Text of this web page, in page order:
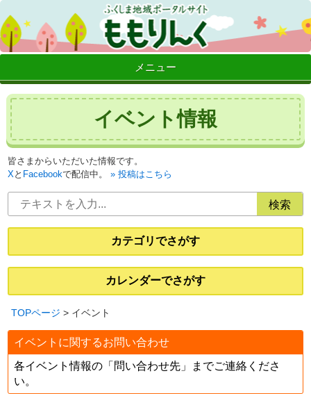
メニュー
イベント情報
皆さまからいただいた情報です。
Xと Facebookで配信中。 投稿はこちら
カテゴリでさがす
カレンダーでさがす
TOPページ > イベント
イベントに関するお問い合わせ
各イベント情報の「問い合わせ先」までご連絡くださ
い。